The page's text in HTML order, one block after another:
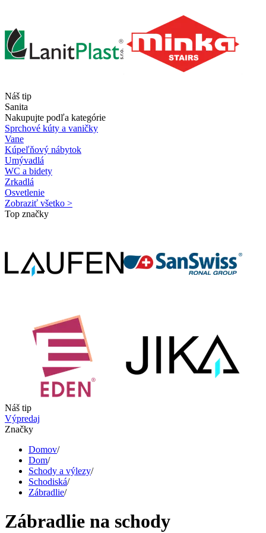
Náš tip
Sanita
Nakupujte podľa kategórie
Sprchové kúty a vaničky
Vane
Kúpeľňový nábytok
Umývadlá
WC a bidety
Zrkadlá
Osvetlenie
Zobraziť všetko >
Top značky
Náš tip
Výpredaj
Značky
Domov/
Dom/
Schody a výlezy/
Schodiská/
Zábradlie/
Zábradlie na schody